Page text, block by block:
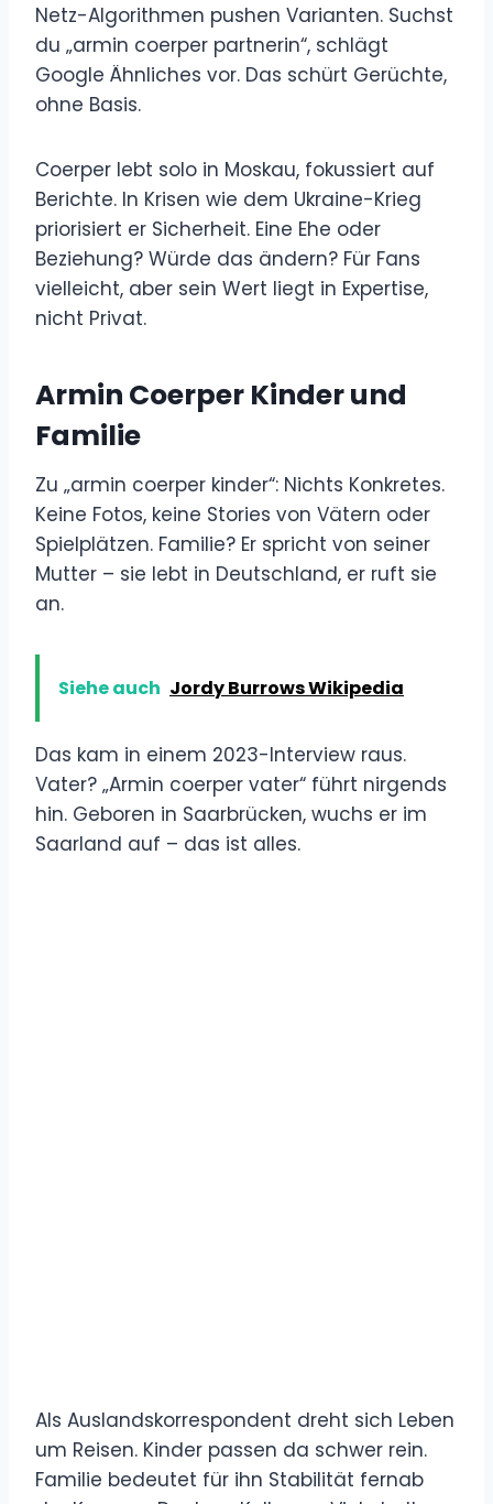
Netz-Algorithmen pushen Varianten. Suchst
du „armin coerper partnerin“, schlägt
Google Ähnliches vor. Das schürt Gerüchte,
ohne Basis.
Coerper lebt solo in Moskau, fokussiert auf
Berichte. In Krisen wie dem Ukraine-Krieg
priorisiert er Sicherheit. Eine Ehe oder
Beziehung? Würde das ändern? Für Fans
vielleicht, aber sein Wert liegt in Expertise,
nicht Privat.
Armin Coerper Kinder und
Familie
Zu „armin coerper kinder“: Nichts Konkretes.
Keine Fotos, keine Stories von Vätern oder
Spielplätzen. Familie? Er spricht von seiner
Mutter – sie lebt in Deutschland, er ruft sie
an.
Siehe auch Jordy Burrows Wikipedia
Das kam in einem 2023-Interview raus.
Vater? „Armin coerper vater“ führt nirgends
hin. Geboren in Saarbrücken, wuchs er im
Saarland auf – das ist alles.
Als Auslandskorrespondent dreht sich Leben
um Reisen. Kinder passen da schwer rein.
Familie bedeutet für ihn Stabilität fernab